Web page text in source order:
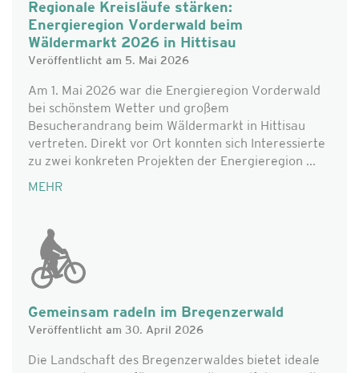
Regionale Kreisläufe stärken:
Energieregion Vorderwald beim
Wäldermarkt 2026 in Hittisau
Veröffentlicht am 5. Mai 2026
Am 1. Mai 2026 war die Energieregion Vorderwald
bei schönstem Wetter und großem
Besucherandrang beim Wäldermarkt in Hittisau
vertreten. Direkt vor Ort konnten sich Interessierte
zu zwei konkreten Projekten der Energieregion ...
MEHR
Gemeinsam radeln im Bregenzerwald
Veröffentlicht am 30. April 2026
Die Landschaft des Bregenzerwaldes bietet ideale